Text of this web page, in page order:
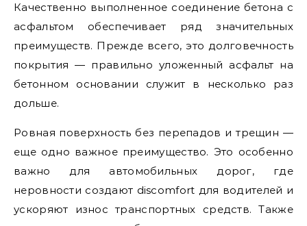
Качественно выполненное соединение бетона с
асфальтом обеспечивает ряд значительных
преимуществ. Прежде всего, это долговечность
покрытия — правильно уложенный асфальт на
бетонном основании служит в несколько раз
дольше.
Ровная поверхность без перепадов и трещин —
еще одно важное преимущество. Это особенно
важно для автомобильных дорог, где
неровности создают discomfort для водителей и
ускоряют износ транспортных средств. Также